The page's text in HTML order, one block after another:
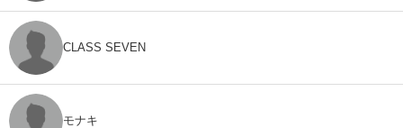
CLASS SEVEN
モナキ